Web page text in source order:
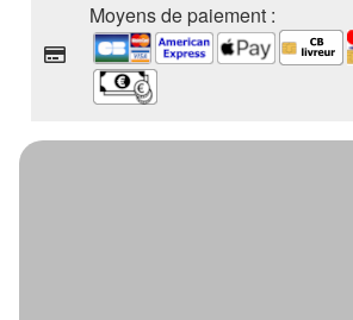
Moyens de paiement :